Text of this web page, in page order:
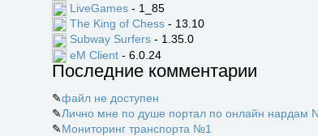
LiveGames - 1_85
The King of Chess - 13.10
Subway Surfers - 1.35.0
eM Client - 6.0.24
Последние комментарии
✎файл не доступен
✎Лично мне по душе портал по онлайн нардам
✎Мониторинг транспорта №1